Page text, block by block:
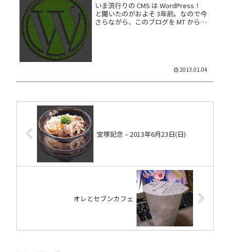
いま流行りの CMS は WordPress！
と聞いたのがおよそ 3年前。なので今
さらながら、このブログを MT から
2013.01.04
宝塚記念 – 2013年6月23日(日)
オレとセブンカフェ